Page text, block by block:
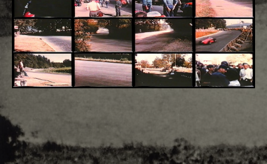
Adsense - F1 World - 50s